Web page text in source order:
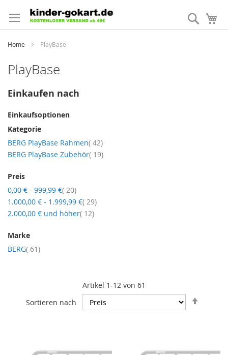
zum
Inhalt
Suche
Home PlayBase
PlayBase
Artikel 1-12 von 61
Sortieren nach
Einkaufen nach
Einkaufsoptionen
Kategorie
BERG PlayBase Rahmen 42Artikel
BERG PlayBase Zubehör 19Artikel
Preis
0,00 € - 999,99 € 20Artikel
1.000,00 € - 1.999,99 € 29Artikel
2.000,00 € und höher 12Artikel
Marke
BERG 61Artikel